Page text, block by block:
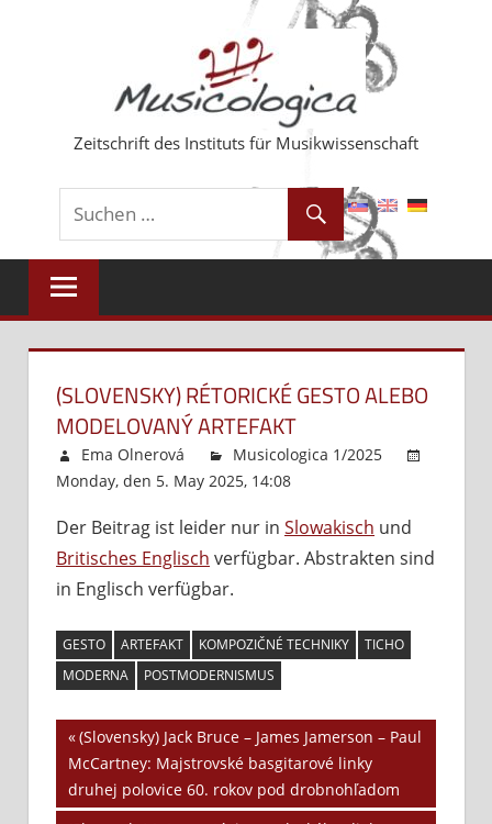
Zeitschrift des Instituts für Musikwissenschaft
(SLOVENSKY) RÉTORICKÉ GESTO ALEBO
MODELOVANÝ ARTEFAKT
Ema Olnerová
Musicologica 1/2025
Monday, den 5. May 2025, 14:08
(Slovensky)
Rétorické
modelovaný
artefakt
Der Beitrag ist leider nur in Slowakisch und
Britisches Englisch verfügbar. Abstrakten sind
in Englisch verfügbar.
GESTO ARTEFAKT KOMPOZIČNÉ TECHNIKY
TICHO
MODERNA
POSTMODERNISMUS
Beitrags-
Navigation
Vorheriger
Beitrag:
(Slovensky) Jack Bruce – James Jamerson – Paul
McCartney: Majstrovské basgitarové linky
druhej polovice 60. rokov pod drobnohľadom